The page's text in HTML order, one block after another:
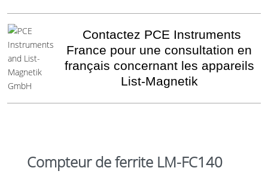
Contactez PCE Instruments
France pour une consultation en
français concernant les appareils
List-Magnetik
Compteur de ferrite LM-FC140